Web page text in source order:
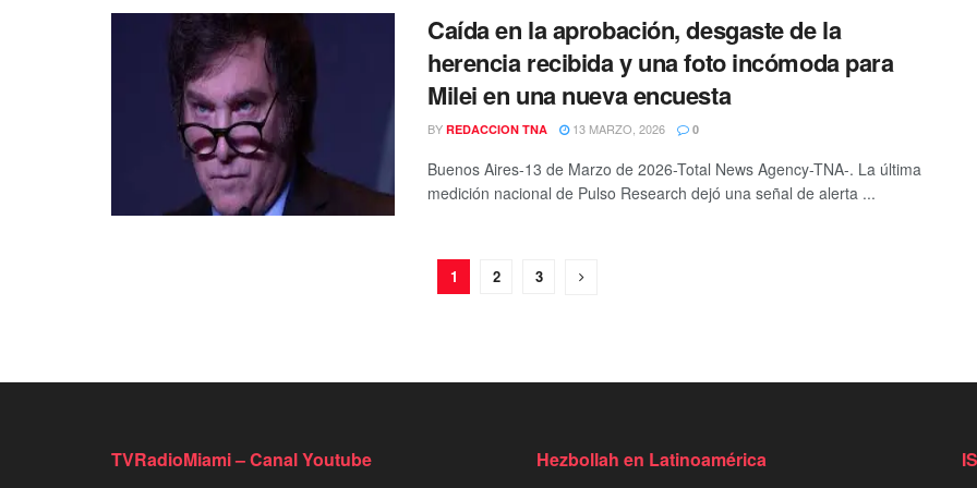
Caída en la aprobación, desgaste de la
herencia recibida y una foto incómoda para
Milei en una nueva encuesta
BY REDACCION TNA 13 MARZO, 2026 0
Buenos Aires-13 de Marzo de 2026-Total News Agency-TNA-. La última
medición nacional de Pulso Research dejó una señal de alerta ...
1 2 3
TVRadioMiami – Canal Youtube Hezbollah en Latinoamérica